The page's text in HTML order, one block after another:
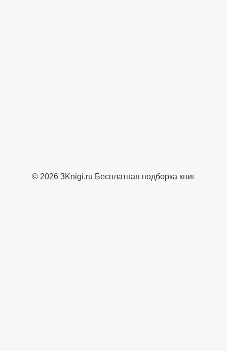
© 2026 3Knigi.ru Бесплатная подборка книг